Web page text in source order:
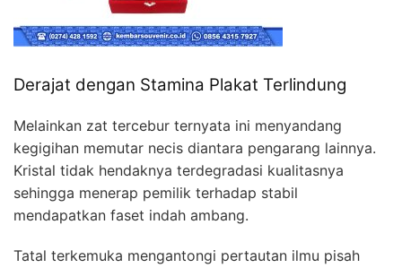
Derajat dengan Stamina Plakat Terlindung
Melainkan zat tercebur ternyata ini menyandang
kegigihan memutar necis diantara pengarang lainnya.
Kristal tidak hendaknya terdegradasi kualitasnya
sehingga menerap pemilik terhadap stabil
mendapatkan faset indah ambang.
Tatal terkemuka mengantongi pertautan ilmu pisah